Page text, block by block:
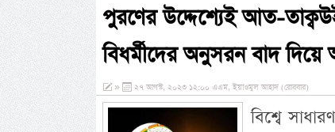
পুরণের উদ্দেশ্যেই আত-
বিধর্মীদের অনুসরন বাদ
» ২৭ আগস্ট, ২০২৩ ১২:০০ এএম, ইয়াওমুল আহাদ (রোববার)
বিশ্বে